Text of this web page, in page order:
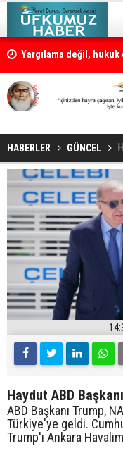
Yargılama değil,
HABERLER GÜNCEL
Haydut ABD
ABD Başkanı Trump,
Türkiye'ye geldi.
Trump'ı Ankara